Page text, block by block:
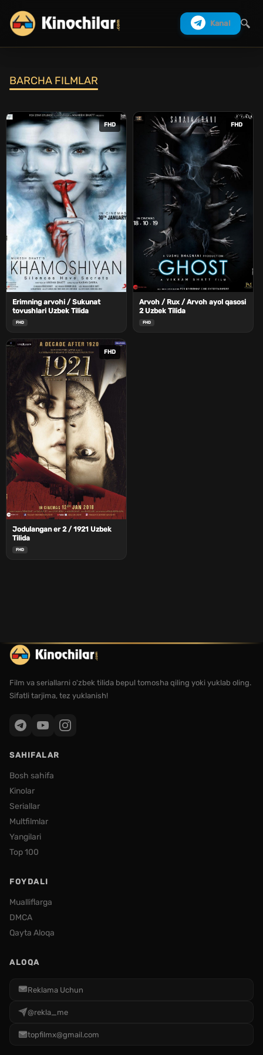
Kanal
BARCHA FILMLAR
FHD
Erimning arvohi / Sukunat
tovushlari Uzbek Tilida
FHD
FHD
Arvoh / Rux / Arvoh ayol qasosi
2 Uzbek Tilida
FHD
FHD
Jodulangan er 2 / 1921 Uzbek
Tilida
FHD
Film va seriallarni o'zbek tilida bepul tomosha qiling yoki yuklab oling.
Sifatli tarjima, tez yuklanish!
SAHIFALAR
Bosh sahifa
Kinolar
Seriallar
Multfilmlar
Yangilari
Top 100
FOYDALI
Mualliflarga
DMCA
Qayta Aloqa
ALOQA
Reklama Uchun
@rekla_me
topfilmx@gmail.com